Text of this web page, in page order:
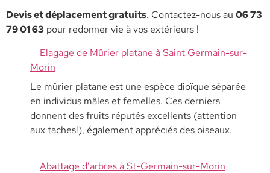
​Devis et déplacement gratuits. Contactez-nous au 06 73
79 01 63 pour redonner vie à vos extérieurs !
Elagage de Mûrier platane à Saint Germain-sur-
Morin
Le mûrier platane est une espèce dioïque séparée
en individus mâles et femelles. Ces derniers
donnent des fruits réputés excellents (attention
aux taches!), également appréciés des oiseaux.
Abattage d’arbres à St-Germain-sur-Morin